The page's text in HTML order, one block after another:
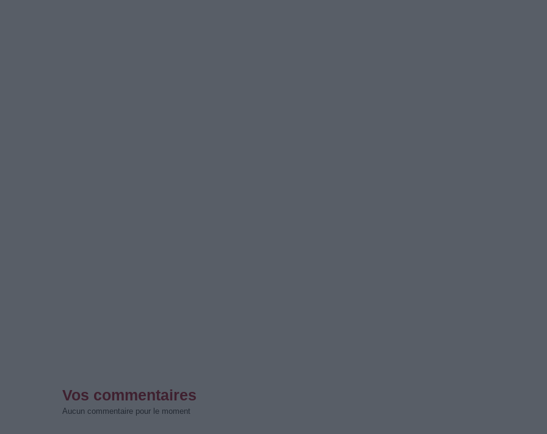
Vos commentaires
Aucun commentaire pour le moment